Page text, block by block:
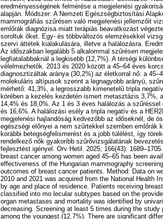
eredményességének felmérése a megjelenési
alapján. Módszer: A Nemzeti Egészségbiztosítási
mammográfiás szűrésen való megjelenési jellemzőit
emlőrák diagnózisa miatt terápiás beavatkozást
soroltuk őket. Egy- és többváltozós elemzésekkel
szervi áttétek kialakulására, illetve a halálozásra.
Az időszakban legalább 5 alkalommal szűrésen
legfiatalabbaknál a legkisebb (12,7%). A térségi
vélelmezhetők. 2013 és 2020 között a 45–64 éves
diagnosztizáltak aránya (30,2%) az életkorral nő: a
molekuláris altípusok szerint a legnagyobb arányú,
mérhető: 41,3%, a legrosszabb kimenetelű tripla
körében a kezelés kezdetén ismert metasztázis
14,4% és 18,0%. Az 1 és 3 éves halálozás a
és 16,6%. A halálozási esély a tripla negatív és a
megjelenési hajlandóság kedvezőbb az időseknél, de
egészségi előnyei a nem szűrtekkel szemben
korábbi betegségfelismerést és a jobb túlélést, így
rendelkező nők gyakoribb szűrővizsgálatának
fejlesztést igényel. Orv Hetil. 2025; 166(43):
breast cancer among women aged 45–65 has been
effectiveness of the Hungarian mammography
outcomes of breast cancer patients. Method: Data on
2010 and 2021 was acquired from the National Health
by age and place of residence. Patients receiving
classified into mo lecular subtypes based on the
organ metastases and mortality was identified by
decreasing. Screening at least 5 times during the
among the youngest (12.7%). There are significant